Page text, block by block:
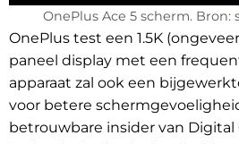
OnePlus Ace 5 scherm. Bron:
OnePlus test een 1.5K
paneel display met een
apparaat zal ook een
voor betere
betrouwbare insider van Digital